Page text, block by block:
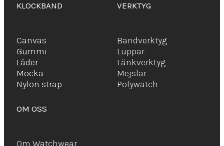
KLOCKBAND
Canvas
Gummi
Läder
Mocka
Nylon strap
VERKTYG
Bandverktyg
Luppar
Länkverktyg
Mejslar
Polywatch
OM OSS
Om Watchwear